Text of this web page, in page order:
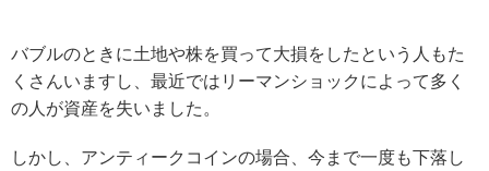
バブルのときに土地や株を買って大損をしたという人もた
くさんいますし、最近ではリーマンショックによって多く
の人が資産を失いました。
しかし、アンティークコインの場合、今まで一度も下落し